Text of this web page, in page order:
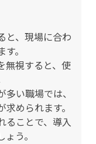
と、現場に合わ
。
無視すると、使
い職場では、
められます。
ることで、導入
う。